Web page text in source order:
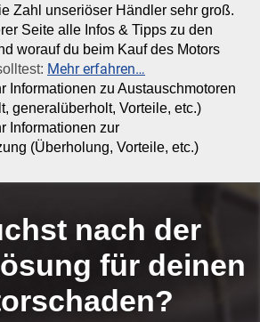
Zahl unseriöser Händler sehr groß.
Seite alle Infos & Tipps zu den
worauf du beim Kauf des Motors
Mehr erfahren…
Informationen zu Austauschmotoren
generalüberholt, Vorteile, etc.)
Informationen zur
(Überholung, Vorteile, etc.)
nach der
für deinen